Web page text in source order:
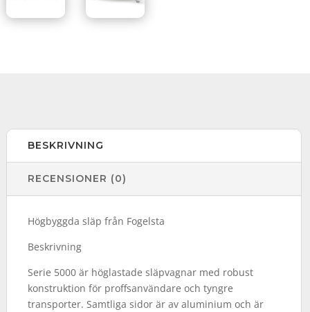
BESKRIVNING
RECENSIONER (0)
Högbyggda släp från Fogelsta
Beskrivning
Serie 5000 är höglastade släpvagnar med robust
konstruktion för proffsanvändare och tyngre
transporter. Samtliga sidor är av aluminium och är